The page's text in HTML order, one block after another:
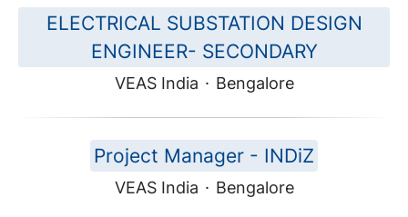
ELECTRICAL SUBSTATION DESIGN
ENGINEER- SECONDARY
VEAS India · Bengalore
Project Manager - INDiZ
VEAS India · Bengalore